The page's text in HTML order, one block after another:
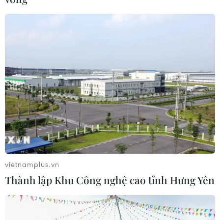
Ukraine tiếp tục dội UAV vào
Lãnh đạo EU kêu gọi 'hành động
thống nhất' về biên giới
03/08/2026 14:35
vietnamplus.vn
Thành lập Khu Công nghệ cao tỉnh Hưng Yên